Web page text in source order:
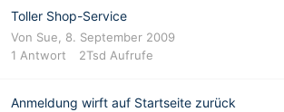
Toller Shop-Service
Von Sue, 8. September 2009
1 Antwort 2Tsd Aufrufe
Anmeldung wirft auf Startseite zurück